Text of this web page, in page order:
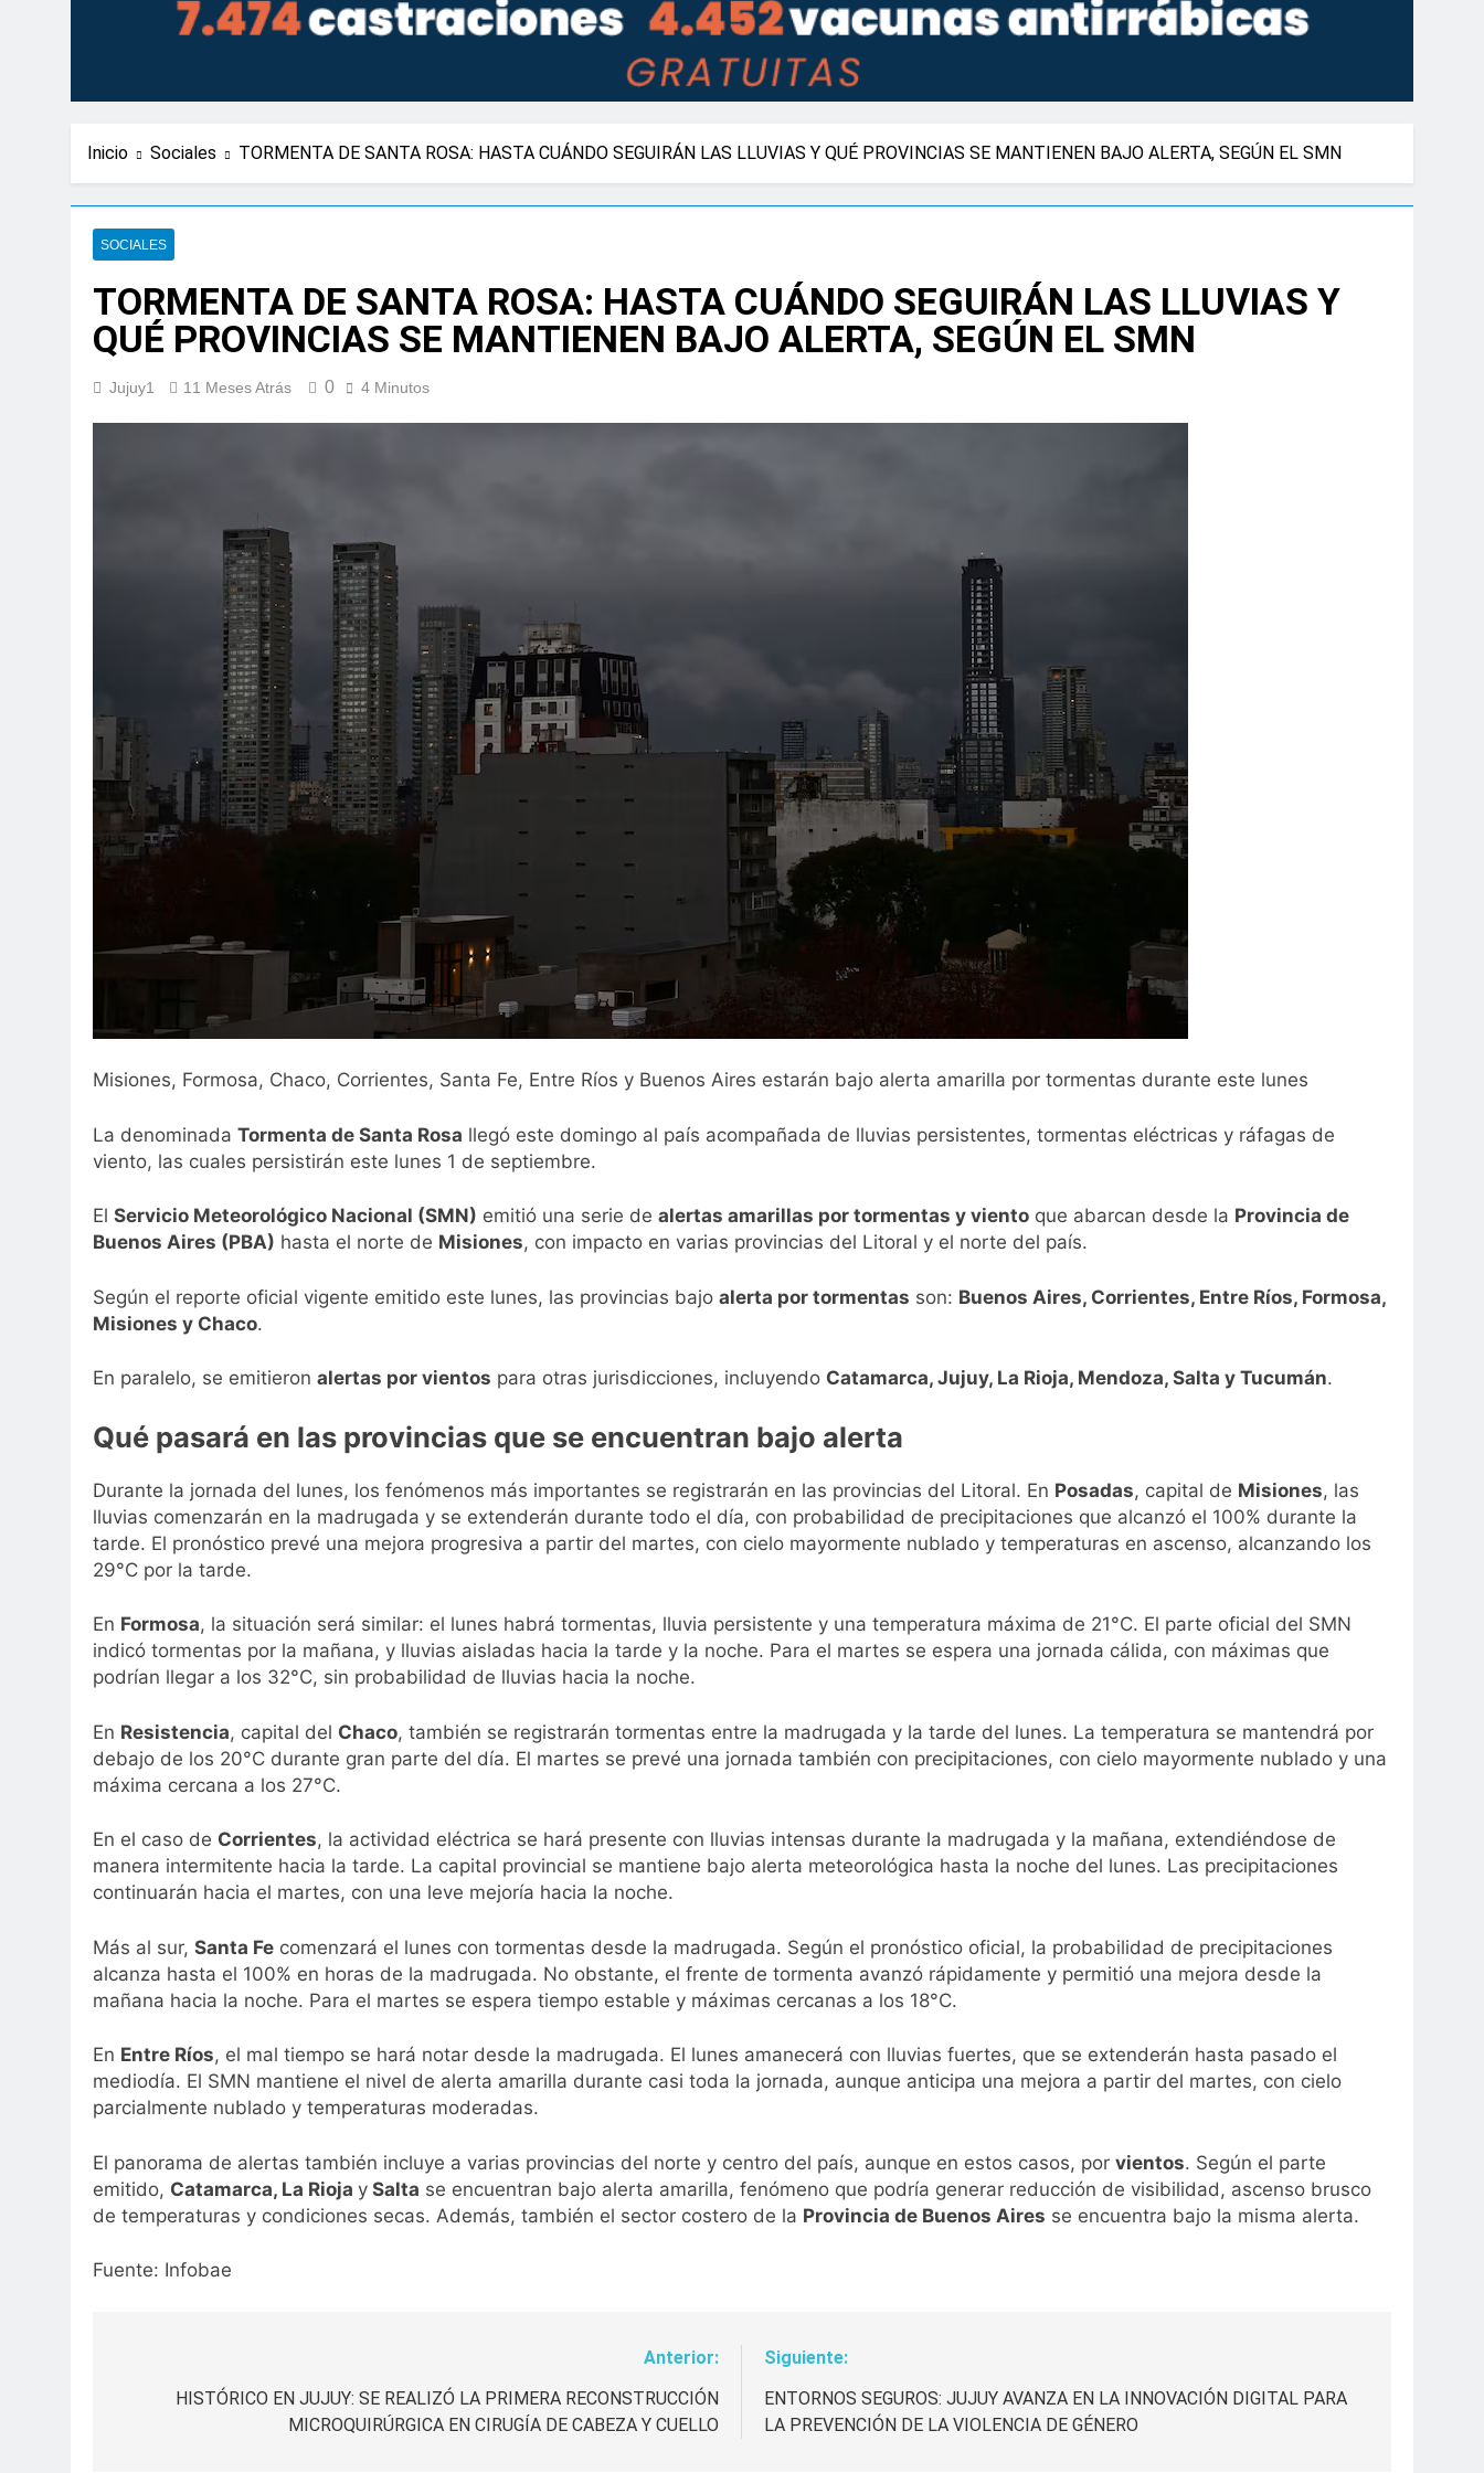
Inicio Sociales TORMENTA DE SANTA ROSA: HASTA CUÁNDO SEGUIRÁN LAS LLUVIAS Y QUÉ PROVINCIAS SE MANTIENEN BAJO ALERTA, SEGÚN EL SMN
SOCIALES
TORMENTA DE SANTA ROSA: HASTA CUÁNDO SEGUIRÁN LAS LLUVIAS Y
QUÉ PROVINCIAS SE MANTIENEN BAJO ALERTA, SEGÚN EL SMN
Jujuy1 11 Meses Atrás 0 4 Minutos
Misiones, Formosa, Chaco, Corrientes, Santa Fe, Entre Ríos y Buenos Aires estarán bajo alerta amarilla por tormentas durante este lunes
La denominada Tormenta de Santa Rosa llegó este domingo al país acompañada de lluvias persistentes, tormentas eléctricas y ráfagas de
viento, las cuales persistirán este lunes 1 de septiembre.
El Servicio Meteorológico Nacional (SMN) emitió una serie de alertas amarillas por tormentas y viento que abarcan desde la Provincia de
Buenos Aires (PBA) hasta el norte de Misiones, con impacto en varias provincias del Litoral y el norte del país.
Según el reporte oficial vigente emitido este lunes, las provincias bajo alerta por tormentas son: Buenos Aires, Corrientes, Entre Ríos, Formosa,
Misiones y Chaco.
En paralelo, se emitieron alertas por vientos para otras jurisdicciones, incluyendo Catamarca, Jujuy, La Rioja, Mendoza, Salta y Tucumán.
Qué pasará en las provincias que se encuentran bajo alerta
Durante la jornada del lunes, los fenómenos más importantes se registrarán en las provincias del Litoral. En Posadas, capital de Misiones, las
lluvias comenzarán en la madrugada y se extenderán durante todo el día, con probabilidad de precipitaciones que alcanzó el 100% durante la
tarde. El pronóstico prevé una mejora progresiva a partir del martes, con cielo mayormente nublado y temperaturas en ascenso, alcanzando los
29°C por la tarde.
En Formosa, la situación será similar: el lunes habrá tormentas, lluvia persistente y una temperatura máxima de 21°C. El parte oficial del SMN
indicó tormentas por la mañana, y lluvias aisladas hacia la tarde y la noche. Para el martes se espera una jornada cálida, con máximas que
podrían llegar a los 32°C, sin probabilidad de lluvias hacia la noche.
En Resistencia, capital del Chaco, también se registrarán tormentas entre la madrugada y la tarde del lunes. La temperatura se mantendrá por
debajo de los 20°C durante gran parte del día. El martes se prevé una jornada también con precipitaciones, con cielo mayormente nublado y una
máxima cercana a los 27°C.
En el caso de Corrientes, la actividad eléctrica se hará presente con lluvias intensas durante la madrugada y la mañana, extendiéndose de
manera intermitente hacia la tarde. La capital provincial se mantiene bajo alerta meteorológica hasta la noche del lunes. Las precipitaciones
continuarán hacia el martes, con una leve mejoría hacia la noche.
Más al sur, Santa Fe comenzará el lunes con tormentas desde la madrugada. Según el pronóstico oficial, la probabilidad de precipitaciones
alcanza hasta el 100% en horas de la madrugada. No obstante, el frente de tormenta avanzó rápidamente y permitió una mejora desde la
mañana hacia la noche. Para el martes se espera tiempo estable y máximas cercanas a los 18°C.
En Entre Ríos, el mal tiempo se hará notar desde la madrugada. El lunes amanecerá con lluvias fuertes, que se extenderán hasta pasado el
mediodía. El SMN mantiene el nivel de alerta amarilla durante casi toda la jornada, aunque anticipa una mejora a partir del martes, con cielo
parcialmente nublado y temperaturas moderadas.
El panorama de alertas también incluye a varias provincias del norte y centro del país, aunque en estos casos, por vientos. Según el parte
emitido, Catamarca, La Rioja y Salta se encuentran bajo alerta amarilla, fenómeno que podría generar reducción de visibilidad, ascenso brusco
de temperaturas y condiciones secas. Además, también el sector costero de la Provincia de Buenos Aires se encuentra bajo la misma alerta.
Fuente: Infobae
Anterior:
HISTÓRICO EN JUJUY: SE REALIZÓ LA PRIMERA RECONSTRUCCIÓN
MICROQUIRÚRGICA EN CIRUGÍA DE CABEZA Y CUELLO
Siguiente:
ENTORNOS SEGUROS: JUJUY AVANZA EN LA INNOVACIÓN DIGITAL PARA
LA PREVENCIÓN DE LA VIOLENCIA DE GÉNERO